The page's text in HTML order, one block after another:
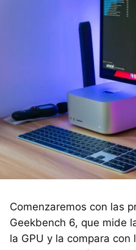
Comenzaremos con las
Geekbench 6, que mide
la GPU y la compara